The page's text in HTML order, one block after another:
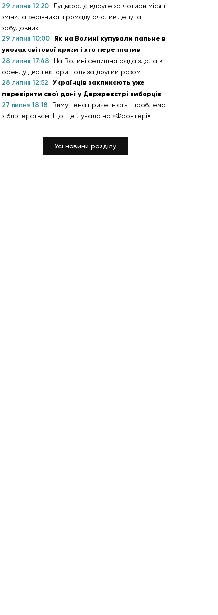
29 липня 12:20 Луцькрада вдруге за чотири місяці
змінила керівника: громаду очолив депутат-
забудовник
29 липня 10:00 Як на Волині купували пальне в
умовах світової кризи і хто переплатив
28 липня 17:48
На Волині селищна рада здала в
оренду два гектари поля за другим разом
28 липня 12:52 Українців закликають уже
перевірити свої дані у Держреєстрі виборців
27 липня 18:18
Вимушена причетність і проблема
з блогерством. Що ще лунало на «Фронтері»
Усі новини розділу